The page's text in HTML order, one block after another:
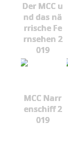
Der MCC u
nd das nä
rrische Fe
rnsehen 2
019
MCC Narr
enschiff 2
019